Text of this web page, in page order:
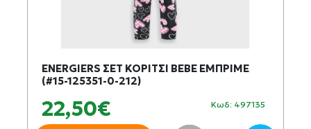
ENERGIERS ΣΕΤ ΚΟΡΙΤΣΙ BEBE ΕΜΠΡΙΜΕ
(#15-125351-0-212)
22,50€ Κωδ: 497135